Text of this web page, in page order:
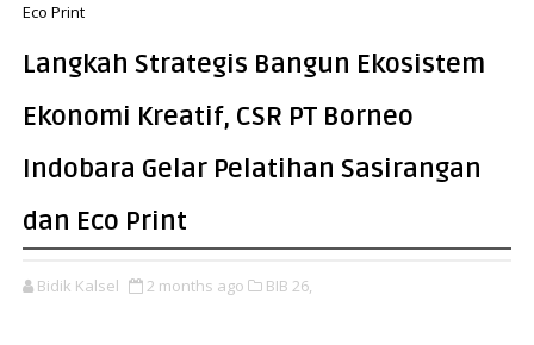
Eco Print
Langkah Strategis Bangun Ekosistem
Ekonomi Kreatif, CSR PT Borneo
Indobara Gelar Pelatihan Sasirangan
dan Eco Print
Bidik Kalsel 2 months ago BIB 26,